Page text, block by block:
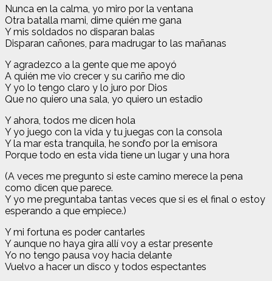
Nunca en la calma, yo miro por la ventana
Otra batalla mami, dime quién me gana
Y mis soldados no disparan balas
Disparan cañones, para madrugar to las mañanas
Y agradezco a la gente que me apoyó
A quién me vio crecer y su cariño me dio
Y yo lo tengo claro y lo juro por Dios
Que no quiero una sala, yo quiero un estadio
Y ahora, todos me dicen hola
Y yo juego con la vida y tu juegas con la consola
Y la mar esta tranquila, he sond’o por la emisora
Porque todo en esta vida tiene un lugar y una hora
(A veces me pregunto si este camino merece la pena
como dicen que parece.
Y yo me preguntaba tantas veces que si es el final o estoy
esperando a que empiece.)
Y mi fortuna es poder cantarles
Y aunque no haya gira allí voy a estar presente
Yo no tengo pausa voy hacia delante
Vuelvo a hacer un disco y todos espectantes